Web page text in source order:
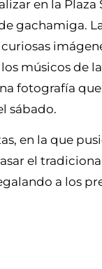
en la Plaza
gachamiga.
músicos de la
fotografía
sábado.
en la que
el
a los